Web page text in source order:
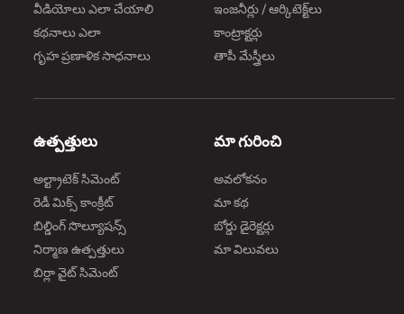
వీడియోలు ఎలా చేయాలి
కథనాలు ఎలా
గృహ ప్రణాళిక సాధనాలు
ఇంజనీర్లు / ఆర్కిటెక్ట్‌లు
కాంట్రాక్టర్లు
తాపీ మేస్త్రీలు
ఉత్పత్తులు
అల్ట్రాటెక్ సిమెంట్
రెడీ మిక్స్ కాంక్రీట్
బిల్డింగ్ సొల్యూషన్స్
నిర్మాణ ఉత్పత్తులు
బిర్లా వైట్ సిమెంట్
మా గురించి
అవలోకనం
మా కథ
బోర్డు డైరెక్టర్లు
మా విలువలు